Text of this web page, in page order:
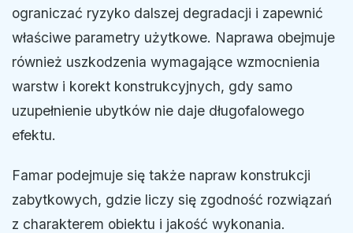
ograniczać ryzyko dalszej degradacji i zapewnić
właściwe parametry użytkowe. Naprawa obejmuje
również uszkodzenia wymagające wzmocnienia
warstw i korekt konstrukcyjnych, gdy samo
uzupełnienie ubytków nie daje długofalowego
efektu.
Famar podejmuje się także napraw konstrukcji
zabytkowych, gdzie liczy się zgodność rozwiązań
z charakterem obiektu i jakość wykonania.